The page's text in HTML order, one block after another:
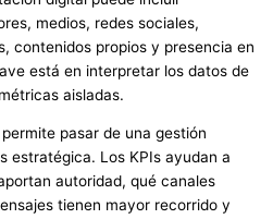
medios, redes sociales,
contenidos propios y presencia en
está en interpretar los datos de
aisladas.
pasar de una gestión
estratégica. Los KPIs ayudan a
autoridad, qué canales
tienen mayor recorrido y